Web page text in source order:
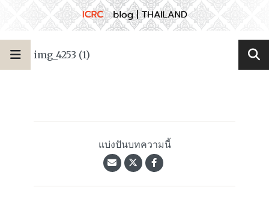
img_4253 (1)
แบ่งปันบทความนี้